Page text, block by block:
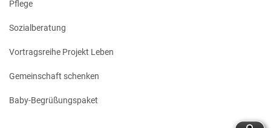
Pflege
Sozialberatung
Vortragsreihe Projekt Leben
Gemeinschaft schenken
Baby-Begrüßungspaket